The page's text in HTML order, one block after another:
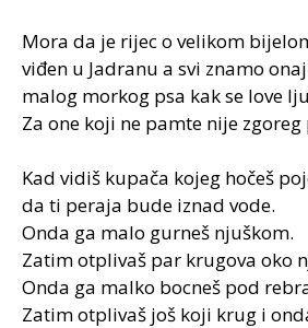
Mora da je rijec o velikom
viđen u Jadranu a svi znamo
malog morkog psa kak se love
Za one koji ne pamte nije
Kad vidiš kupača kojeg hočeš
da ti peraja bude iznad vode.
Onda ga malo gurneš njuškom.
Zatim otplivaš par krugova oko
Onda ga malko bocneš pod
Zatim otplivaš još koji krug i